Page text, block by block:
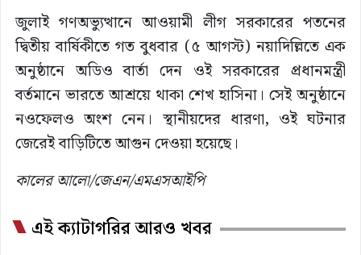
জুলাই গণঅভ্যুত্থানে আওয়ামী লীগ সরকারের পতনের
দ্বিতীয় বার্ষিকীতে গত বুধবার (৫ আগস্ট) নয়াদিল্লিতে এক
অনুষ্ঠানে অডিও বার্তা দেন ওই সরকারের প্রধানমন্ত্রী
বর্তমানে ভারতে আশ্রয়ে থাকা শেখ হাসিনা। সেই অনুষ্ঠানে
নওফেলও অংশ নেন। স্থানীয়দের ধারণা, ওই ঘটনার
জেরেই বাড়িটিতে আগুন দেওয়া হয়েছে।
কালের আলো/জেএন/এমএসআইপি
এই ক্যাটাগরির আরও খবর